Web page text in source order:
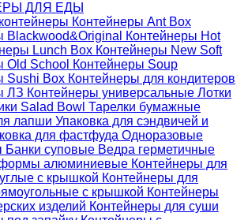
ДЛЯ ЕДЫ
Контейнеры Ant Box
Blackwood&Original
Контейнеры Hot
Lunch Box Контейнеры New Soft
Old School Контейнеры Soup
Sushi Box Контейнеры для кондитеров
ЛЗ Контейнеры универсальные Лотки
Salad Bowl Тарелки бумажные
лапши Упаковка для сэндвичей и
для фастфуда Одноразовые
Банки суповые Ведра герметичные
формы алюминиевые Контейнеры для
с крышкой Контейнеры для
с крышкой Контейнеры
изделий Контейнеры для суши